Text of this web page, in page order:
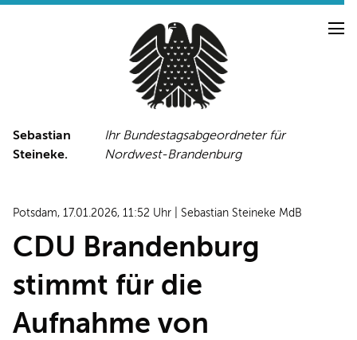
Sebastian
Steineke.
Ihr Bundestagsabgeordneter für
Nordwest-Brandenburg
NEUIGKEITEN
PRESSEFOTOS
FACEBOOK-SEITE
Potsdam, 17.01.2026, 11:52 Uhr | Sebastian Steineke MdB
CDU Brandenburg
stimmt für die
Aufnahme von